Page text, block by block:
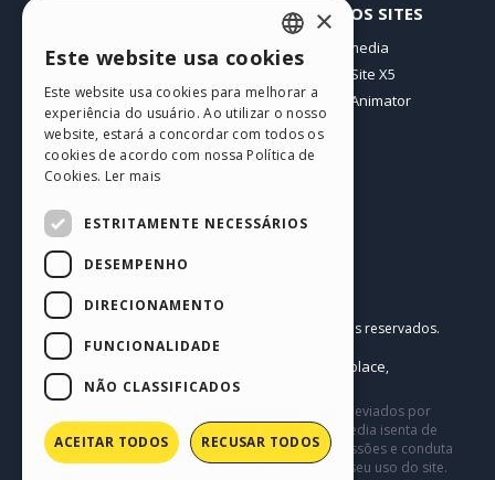
Meus posts
Download
Hospedagem Web
Meus Créditos
OUTROS SITES
Incomedia
WebSite X5
WebAnimator
Português BR
Copyright © 2026
Todos os direitos reservados.
P.IVA IT07514640015
Help Center / Marketplace,
Templates,Objects|Política de Privacidade
Este site contém conteúdo comentários e opiniões eviados por
usuários, e é apenas para fins informativos. Incomedia isenta de
toda e qualquer responsabilidade pelos atos, omissões e conduta
de terceiros em conexão com ou relacionadas ao seu uso do site.
ENGLISH
ITALIAN
GERMAN
PORTUGUESE
×
Este website usa cookies
Este website usa cookies para melhorar a
experiência do usuário. Ao utilizar o nosso
website, estará a concordar com todos os
cookies de acordo com nossa Política de
Cookies. Ler mais
ESTRITAMENTE NECESSÁRIOS
DESEMPENHO
DIRECIONAMENTO
FUNCIONALIDADE
NÃO CLASSIFICADOS
ACEITAR TODOS RECUSAR TODOS